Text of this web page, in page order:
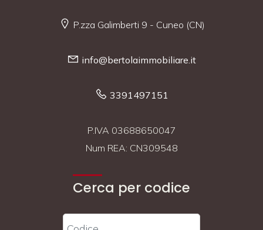
P.zza Galimberti 9 - Cuneo (CN)
info@bertolaimmobiliare.it
3391497151
P.IVA 03688650047
Num REA: CN309548
Cerca per codice